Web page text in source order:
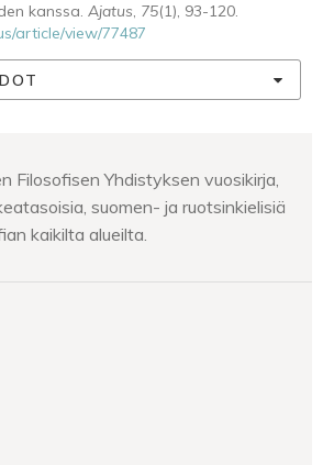
kanssa. Ajatus, 75(1), 93-120.
article/view/77487
Filosofisen Yhdistyksen vuosikirja,
suomen- ja ruotsinkielisiä
kaikilta alueilta.